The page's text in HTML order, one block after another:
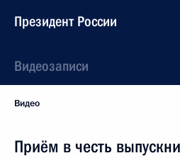
Президент России
Видеозаписи
Видео
Приём в честь